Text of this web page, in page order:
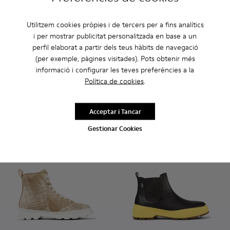
Utilitzem cookies pròpies i de tercers per a fins analítics
i per mostrar publicitat personalitzada en base a un
perfil elaborat a partir dels teus hàbits de navegació
(per exemple, pàgines visitades). Pots obtenir més
informació i configurar les teves preferències a la
Política de cookies.
Gestionar Cookies
Acceptar i Tancar
Brutus - K300245-029 -
Brutus - K300245-
Brutus -
Brutus
189 €
Afegir